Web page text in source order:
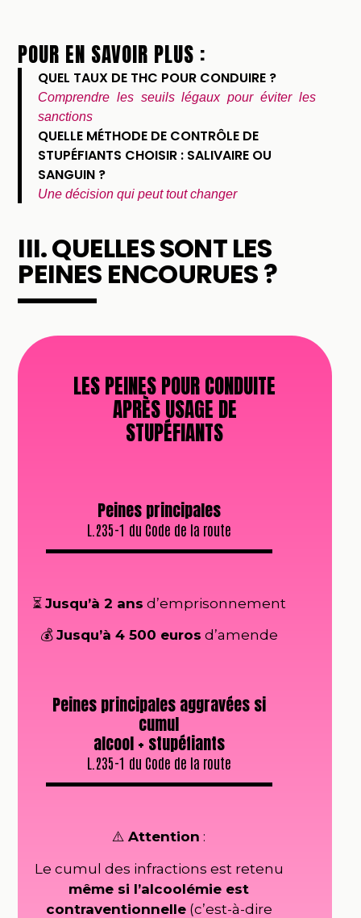
POUR EN SAVOIR PLUS :
QUEL TAUX DE THC POUR CONDUIRE ?
Comprendre les seuils légaux pour éviter les
sanctions
QUELLE MÉTHODE DE CONTRÔLE DE
STUPÉFIANTS CHOISIR : SALIVAIRE OU
SANGUIN ?
Une décision qui peut tout changer
III. QUELLES SONT LES
PEINES ENCOURUES ?
LES PEINES POUR CONDUITE
APRÈS USAGE DE
STUPÉFIANTS
Peines principales
L.235-1 du Code de la route
⏳ Jusqu’à 2 ans d’emprisonnement
💰 Jusqu’à 4 500 euros d’amende
Peines principales aggravées si
cumul
alcool + stupéfiants
L.235-1 du Code de la route
⚠️Attention :
Le cumul des infractions est retenu
même si l’alcoolémie est
contraventionnelle(c’est-à-dire